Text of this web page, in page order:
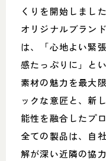
タ
くりを開始しました
オリジナルブラン
は、「心地よい緊
感たっぷりに」と
素材の魅力を最大
ックな意匠と、新
能性を融合したプ
全ての製品は、自
解が深い近隣の協